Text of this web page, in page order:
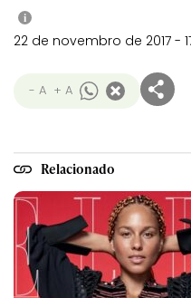
i
22 de novembro de 2017 -
- A + A
Relacionado